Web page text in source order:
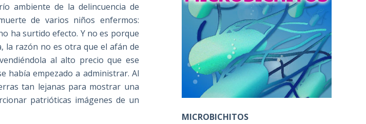
ambiente de la delincuencia de
de varios niños enfermos:
ha surtido efecto. Y no es porque
la razón no es otra que el afán de
al alto precio que ese
había empezado a administrar. Al
tan lejanas para mostrar una
patrióticas imágenes de un
MICROBICHITOS